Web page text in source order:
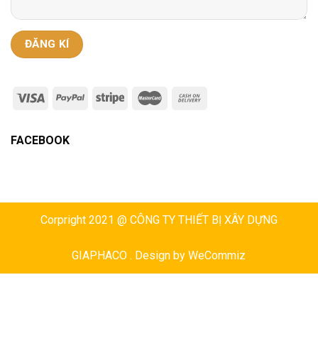
FACEBOOK
Corpright 2021 @ CÔNG TY THIẾT BỊ XÂY DỰNG
GIAPHACO . Design byWeCommiz